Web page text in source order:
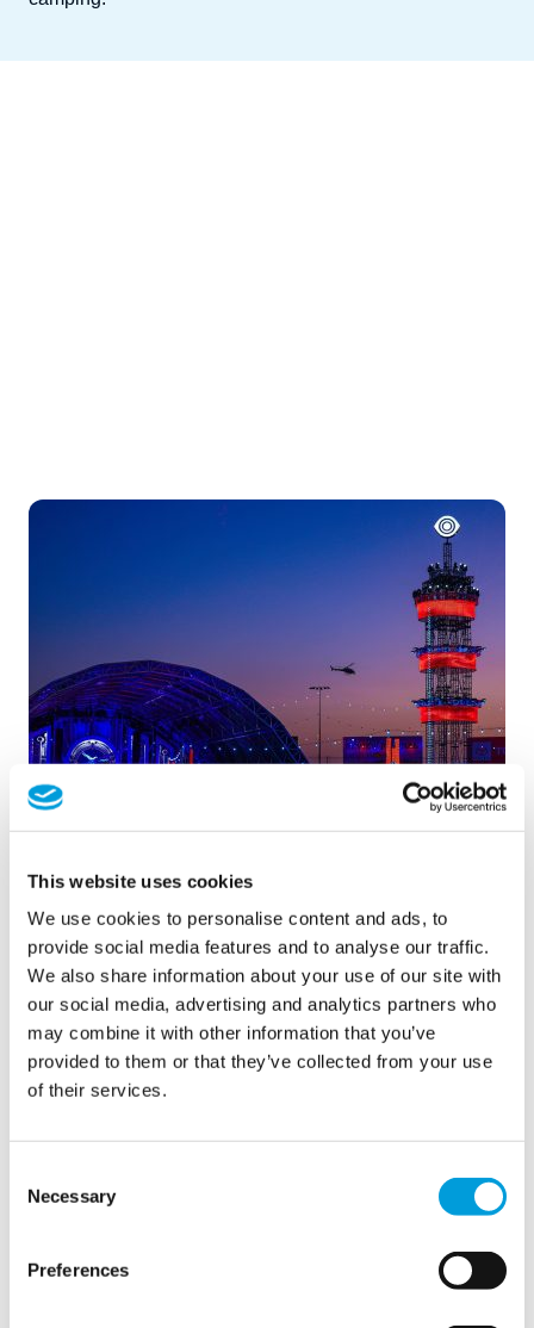
This website uses cookies
We use cookies to personalise content and ads, to
provide social media features and to analyse our traffic.
We also share information about your use of our site with
our social media, advertising and analytics partners who
may combine it with other information that you’ve
provided to them or that they’ve collected from your use
of their services.
Selection
Necessary
Preferences
Verzoeken
De organisatoren van het EDC schakelden MTD in voor
het opzetten en beheren van de tijdelijke water- en
afvalwatersystemen voor zowel het festivalterrein als de
aangrenzende camping. Dit omvatte het leveren van
comfortstations, douches en watertappunten overal op
het terrein. De klant wilde een continue service, vooral
toegang tot water te garanderen.